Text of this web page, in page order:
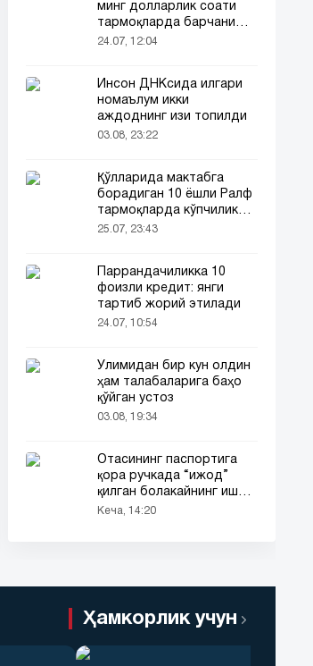
минг долларлик соати
тармоқларда барчани
эътиборини тортди!
24.07, 12:04
Инсон ДНКсида илгари
номаълум икки
аждоднинг изи топилди
03.08, 23:22
Қўлларида мактабга
борадиган 10 ёшли Ралф
тармоқларда кўпчиликни
таъсирлантирди
25.07, 23:43
Паррандачиликка 10
фоизли кредит: янги
тартиб жорий этилади
24.07, 10:54
Ўлимидан бир кун олдин
ҳам талабаларига баҳо
қўйган устоз
03.08, 19:34
Отасининг паспортига
қора ручкада “ижод”
қилган болакайнинг иши
барчанинг диққатини
Кеча, 14:20
Ҳамкорлик учун